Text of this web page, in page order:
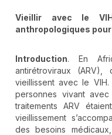
Vieillir avec le
anthropologiques
Introduction. En
antirétroviraux
vieillissent avec le
personnes vivant
traitements ARV
vieillissement
des besoins